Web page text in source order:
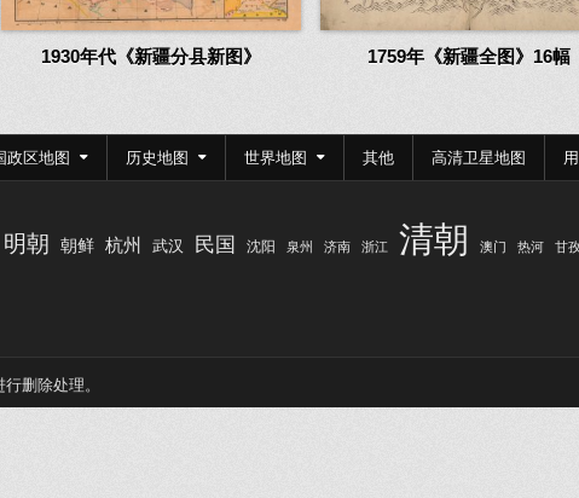
1930年代《新疆分县新图》 1759年《新疆全图》16幅
政区地图 历史地图 世界地图 其他 高清卫星地图
明朝 朝鲜 杭州 武汉 民国 沈阳 泉州 济南 浙江 清朝 澳门 热河 甘
删除处理。